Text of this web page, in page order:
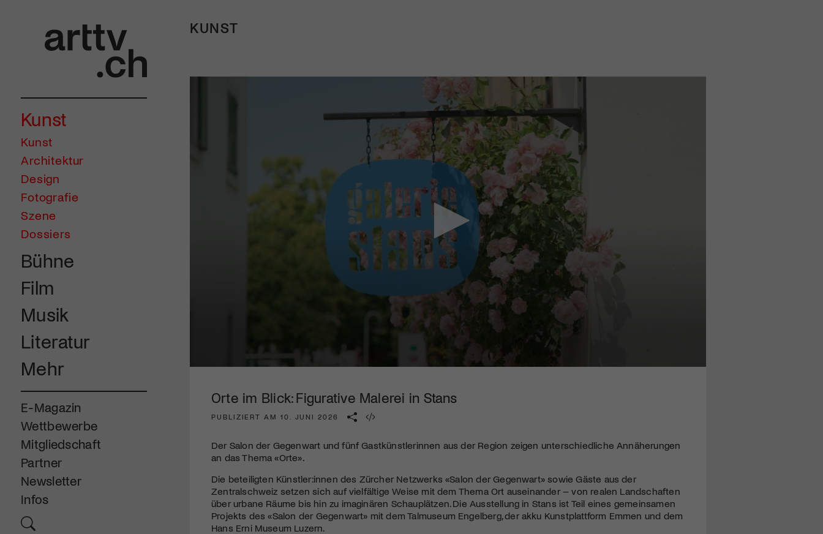
Kunst
Kunst
Architektur
Design
Fotografie
Szene
Dossiers
Bühne
Film
Musik
Literatur
Mehr
E-Magazin
Wettbewerbe
Mitgliedschaft
Partner
Newsletter
Infos
KUNST
Orte im Blick: Figurative Malerei in Stans
PUBLIZIERT AM 10. JUNI 2026
Der Salon der Gegenwart und fünf Gastkünstlerinnen aus der Region zeigen unterschiedliche Annäherungen
an das Thema «Orte».
Die beteiligten Künstler:innen des Zürcher Netzwerks «Salon der Gegenwart» sowie Gäste aus der
Zentralschweiz setzen sich auf vielfältige Weise mit dem Thema Ort auseinander – von realen Landschaften
über urbane Räume bis hin zu imaginären Schauplätzen. Die Ausstellung in Stans ist Teil eines gemeinsamen
Projekts des «Salon der Gegenwart» mit dem Talmuseum Engelberg, der akku Kunstplattform Emmen und dem
Hans Erni Museum Luzern.
Mach mit: «Be Part of the Art»!
Engagiere dich als Kulturliebhaber:in, Kulturschaffende(r) oder
Kulturinstitution und unterstütze unsere Arbeit.
Mit deiner Mitgliedschaft erhältst du kostenlosen Zugang zu